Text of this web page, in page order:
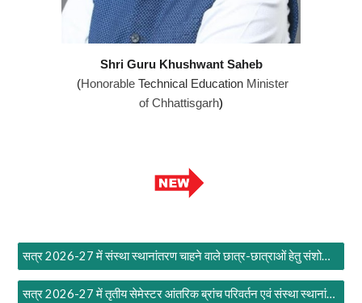
Shri Guru Khushwant Saheb
(Honorable Technical Education Minister
of Chhattisgarh)
सत्र 2026-27 में संस्था स्थानांतरण चाहने वाले छात्र-छात्राओं हेतु संशोधित सूचना
सत्र 2026-27 में तृतीय सेमेस्टर आंतरिक ब्रांच परिवर्तन एवं संस्था स्थानांतरण सूचना पत्र